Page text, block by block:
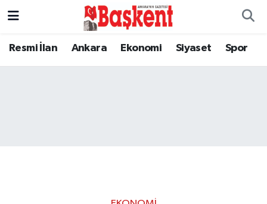
Resmi İlan Ankara Ekonomi Siyaset Spor